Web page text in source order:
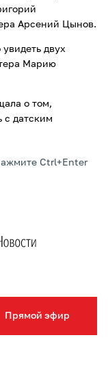
Прямой эфир
Арсений Цынов.
двух
Марию
о том,
с датским
Ctrl+Enter